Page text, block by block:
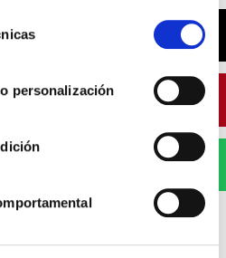
personalización